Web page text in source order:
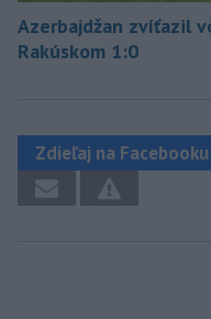
Azerbajdžan zvíťazil
Rakúskom 1:0
Zdieľaj na Facebooku